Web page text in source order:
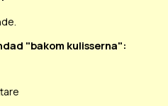
"bakom kulisserna":